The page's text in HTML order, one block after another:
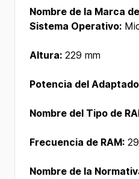
Nombre de la Marca
Sistema Operativo:
Altura: 229 mm
Potencia del
Nombre del Tipo de
Frecuencia de RAM:
Nombre de la